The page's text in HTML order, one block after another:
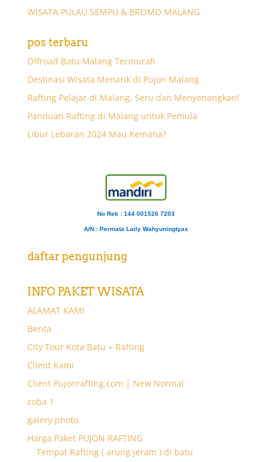
WISATA PULAU SEMPU & BROMO MALANG
pos terbaru
Offroad Batu Malang Termurah
Destinasi Wisata Menarik di Pujon Malang
Rafting Pelajar di Malang, Seru dan Menyenangkan!
Panduan Rafting di Malang untuk Pemula
Libur Lebaran 2024 Mau Kemana?
No Rek : 144 001526 7203
A/N : Permata Laily Wahyuningtyas
daftar pengunjung
INFO PAKET WISATA
ALAMAT KAMI
Berita
City Tour Kota Batu + Rafting
Client Kami
Client Pujonrafting.com | New Normal
coba 1
galery photo
Harga Paket PUJON RAFTING
Tempat Rafting ( arung jeram ) di batu